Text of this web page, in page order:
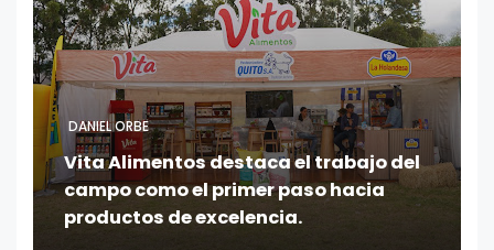
DANIEL ORBE
Vita Alimentos destaca el trabajo del
campo como el primer paso hacia
productos de excelencia.